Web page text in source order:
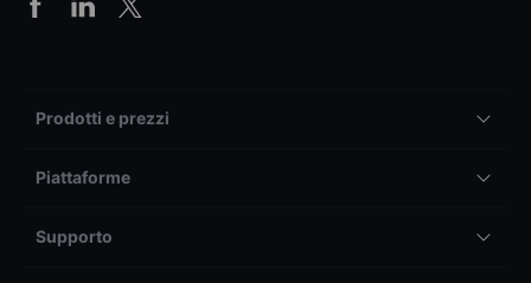
Prodotti e prezzi
Piattaforme
Supporto